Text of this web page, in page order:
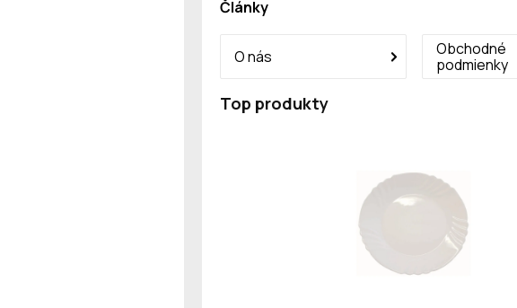
Články
O nás
Obchodné
podmienky
Top produkty